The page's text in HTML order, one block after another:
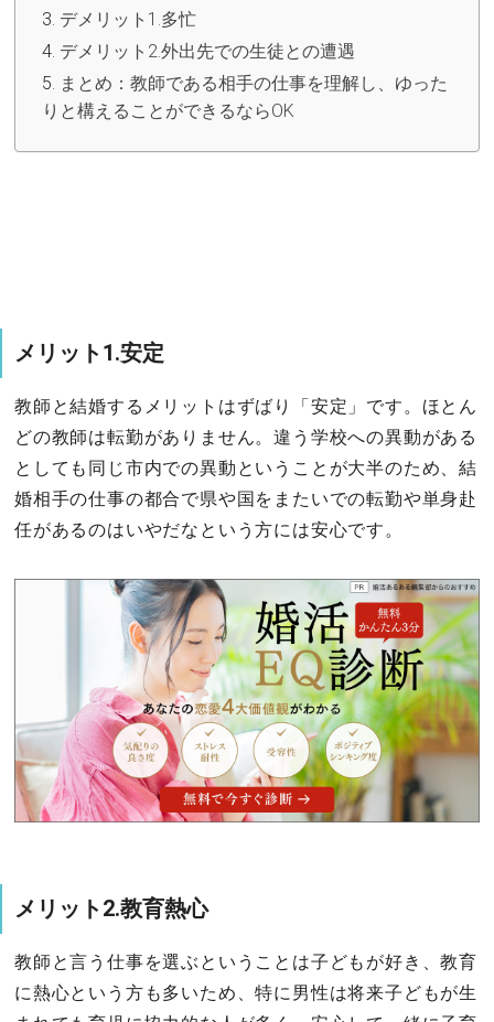
デメリット1.多忙
デメリット2.外出先での生徒との遭遇
まとめ：教師である相手の仕事を理解し、ゆった
りと構えることができるならOK
メリット1.安定
教師と結婚するメリットはずばり「安定」です。ほとん
どの教師は転勤がありません。違う学校への異動がある
としても同じ市内での異動ということが大半のため、結
婚相手の仕事の都合で県や国をまたいでの転勤や単身赴
任があるのはいやだなという方には安心です。
メリット2.教育熱心
教師と言う仕事を選ぶということは子どもが好き、教育
に熱心という方も多いため、特に男性は将来子どもが生